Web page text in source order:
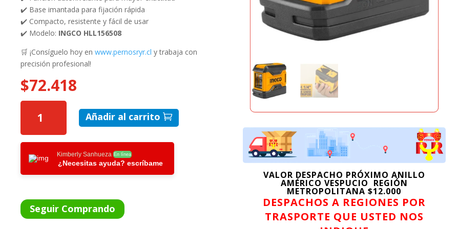
✔️ Base imantada para fijación rápida
✔️ Compacto, resistente y fácil de usar
✔️ Modelo: INGCO HLL156508
🛒 ¡Consíguelo hoy en www.pernosryr.cl y trabaja con
precisión profesional!
$72.418
NIVEL
LASER
IMANTADO
AUTONIVELANTE
3D
Añadir al carrito
Kimberly Sanhueza En línea
¿Necesitas ayuda? escríbame
Seguir Comprando
VALOR DESPACHO PRÓXIMO ANILLO
AMÉRICO VESPUCIO REGIÓN
METROPOLITANA $12.000
DESPACHOS A REGIONES POR
TRASPORTE QUE USTED NOS
hasta
$30.149